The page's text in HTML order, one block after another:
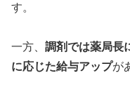
す。
一方、 調剤では薬局長
に応じた給与アップが